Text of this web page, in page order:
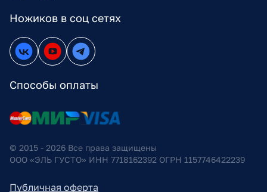
Ножиков в соц сетях
Способы оплаты
© 2015 - 2026 Все права защищены
ООО «ЭЛЬ ГУСТО» ИНН 7718162392 ОГРН 1157746422239
Публичная оферта